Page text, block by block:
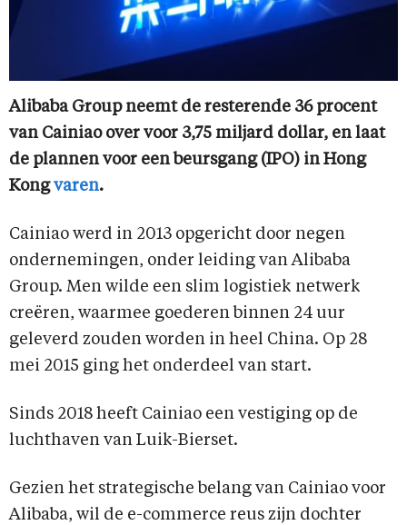
Alibaba Group neemt de resterende 36 procent
van Cainiao over voor 3,75 miljard dollar, en laat
de plannen voor een beursgang (IPO) in Hong
Kongvaren.
Cainiao werd in 2013 opgericht door negen
ondernemingen, onder leiding van Alibaba
Group. Men wilde een slim logistiek netwerk
creëren, waarmee goederen binnen 24 uur
geleverd zouden worden in heel China. Op 28
mei 2015 ging het onderdeel van start.
Sinds 2018 heeft Cainiao een vestiging op de
luchthaven van Luik-Bierset.
Gezien het strategische belang van Cainiao voor
Alibaba, wil de e-commerce reus zijn dochter